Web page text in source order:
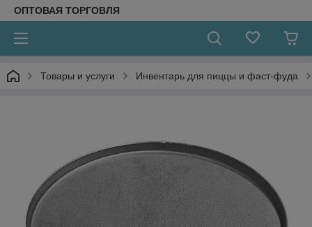
ОПТОВАЯ ТОРГОВЛЯ
Товары и услуги Инвентарь для пиццы и фаст-фуда